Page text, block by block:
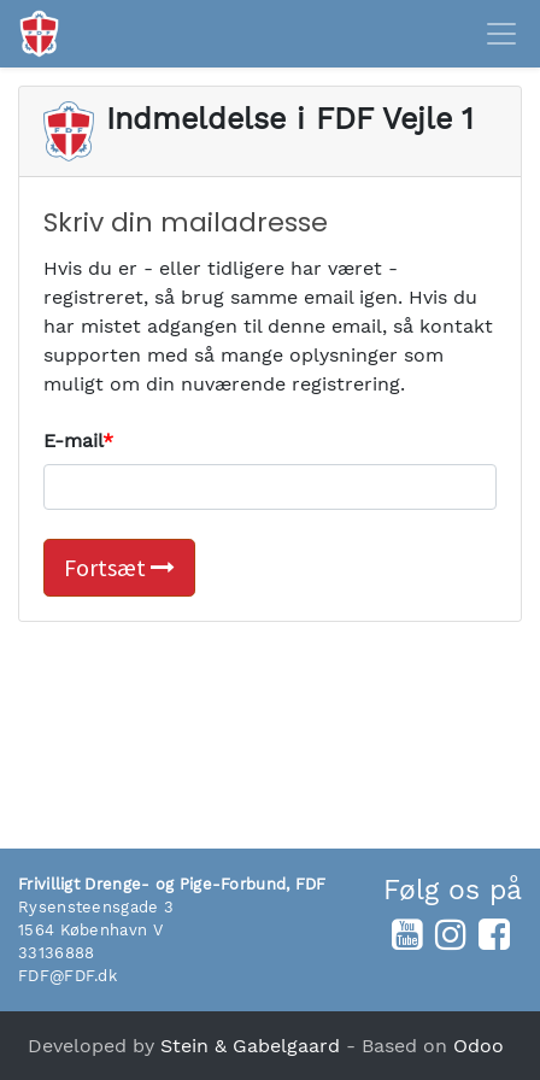
Indmeldelse i FDF Vejle 1
Skriv din mailadresse
Hvis du er - eller tidligere har været -
registreret, så brug samme email igen. Hvis du
har mistet adgangen til denne email, så kontakt
supporten med så mange oplysninger som
muligt om din nuværende registrering.
E-mail
Fortsæt
Frivilligt Drenge- og Pige-Forbund, FDF
Rysensteensgade 3
1564 København V
33136888
FDF@FDF.dk
Følg os på
Developed by Stein & Gabelgaard - Based on Odoo